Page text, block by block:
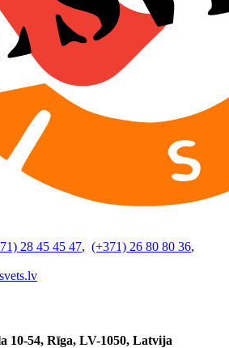
28 45 45 47, (+371) 26 80 80 36,
10-54, Rīga, LV-1050, Latvija